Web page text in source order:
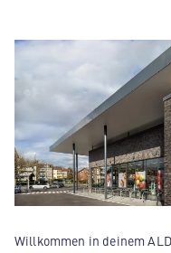
Willkommen in deinem